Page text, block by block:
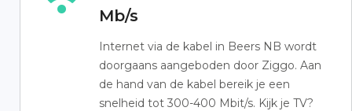
Mb/s
Internet via de kabel in Beers NB wordt
doorgaans aangeboden door Ziggo. Aan
de hand van de kabel bereik je een
snelheid tot 300-400 Mbit/s. Kijk je TV?